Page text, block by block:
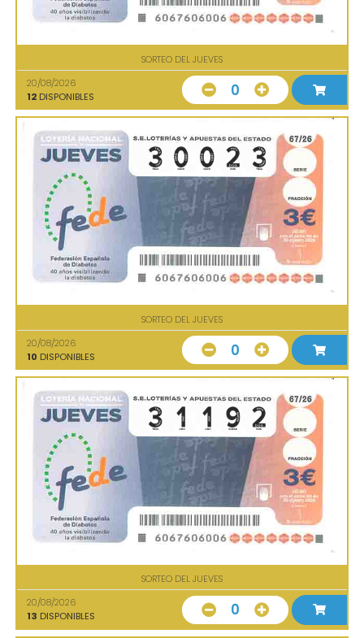
SORTEO DEL JUEVES
20/08/2026
12 DISPONIBLES 0
SORTEO DEL JUEVES
20/08/2026
10 DISPONIBLES 0
SORTEO DEL JUEVES
20/08/2026
13 DISPONIBLES 0